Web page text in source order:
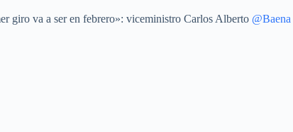
giro va a ser en febrero»: viceministro Carlos Alberto @Baena